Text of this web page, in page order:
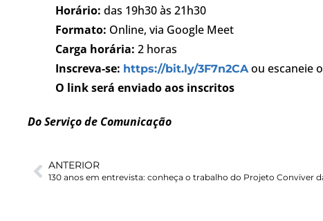
Horário: das 19h30 às 21h30
Formato: Online, via Google Meet
Carga horária: 2 horas
Inscreva-se: https://bit.ly/3F7n2CAou escaneie
O link será enviado aos inscritos
Do Serviço de Comunicação
ANTERIOR